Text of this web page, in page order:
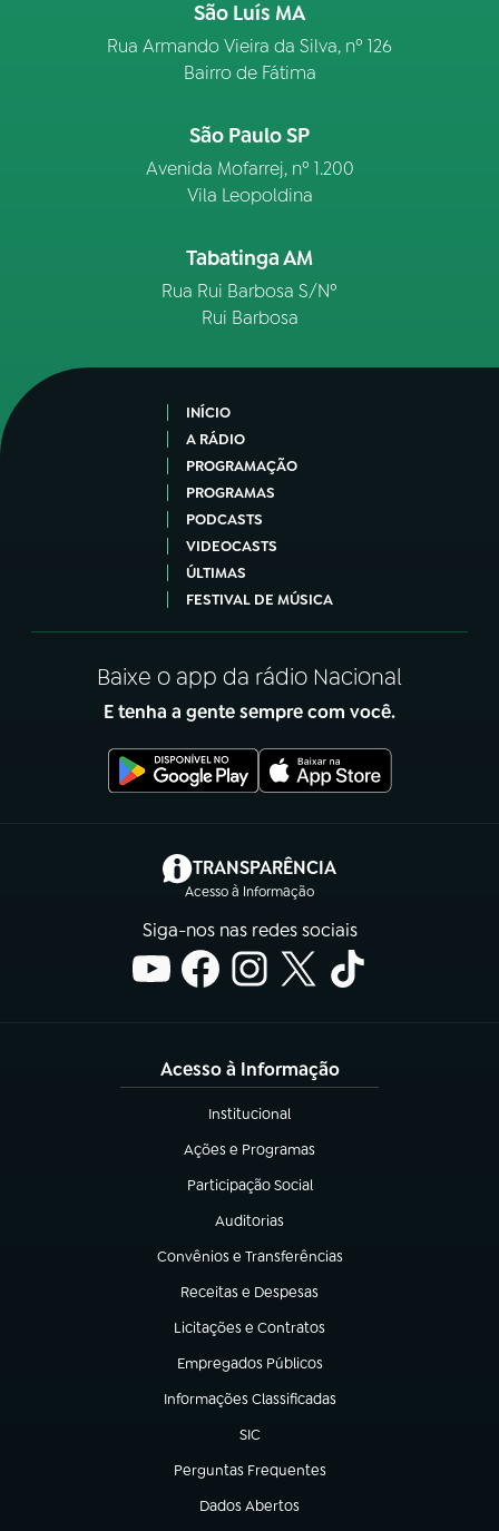
São Luís MA
Rua Armando Vieira da Silva, nº 126
Bairro de Fátima
São Paulo SP
Avenida Mofarrej, nº 1.200
Vila Leopoldina
Tabatinga AM
Rua Rui Barbosa S/Nº
Rui Barbosa
INÍCIO
A RÁDIO
PROGRAMAÇÃO
PROGRAMAS
PODCASTS
VIDEOCASTS
ÚLTIMAS
FESTIVAL DE MÚSICA
Baixe o app da rádio Nacional
E tenha a gente sempre com você.
TRANSPARÊNCIA
Acesso à Informação
(abre em nova aba)
Siga-nos nas redes sociais
Acesso à Informação
Institucional
(abre em nova aba)
Ações e Programas
(abre em nova aba)
Participação Social
(abre em nova aba)
Auditorias
(abre em nova aba)
Convênios e Transferências
(abre em nova aba)
Receitas e Despesas
(abre em nova aba)
Licitações e Contratos
(abre em nova aba)
Empregados Públicos
(abre em nova aba)
Informações Classificadas
(abre em nova aba)
SIC
(abre em nova aba)
Perguntas Frequentes
(abre em nova aba)
Dados Abertos
(abre em nova aba)